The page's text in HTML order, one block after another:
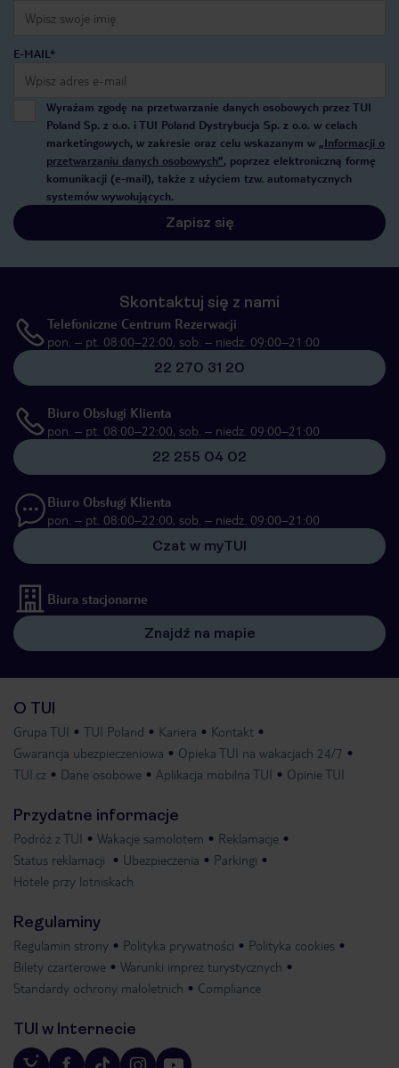
E-MAIL*
Wyrażam zgodę na przetwarzanie danych osobowych przez TUI
Poland Sp. z o.o. i TUI Poland Dystrybucja Sp. z o.o. w celach
marketingowych, w zakresie oraz celu wskazanym w „Informacji o
przetwarzaniu danych osobowych”, poprzez elektroniczną formę
komunikacji (e-mail), także z użyciem tzw. automatycznych
systemów wywołujących.
Zapisz się
Skontaktuj się z nami
Telefoniczne Centrum Rezerwacji
pon. – pt. 08:00–22:00, sob. – niedz. 09:00–21:00
22 270 31 20
Biuro Obsługi Klienta
pon. – pt. 08:00–22:00, sob. – niedz. 09:00–21:00
22 255 04 02
Biuro Obsługi Klienta
pon. – pt. 08:00–22:00, sob. – niedz. 09:00–21:00
Czat w myTUI
Biura stacjonarne
Znajdź na mapie
O TUI
Grupa TUI TUI Poland Kariera
Kontakt
Gwarancja ubezpieczeniowa
Opieka TUI na wakacjach 24/7
TUI.cz
Dane osobowe Aplikacja mobilna TUI Opinie TUI
Przydatne informacje
Podróż z TUI Wakacje samolotem
Reklamacje
Status reklamacji
Ubezpieczenia
Parkingi
Hotele przy lotniskach
Regulaminy
Regulamin strony Polityka prywatności
Polityka cookies
Bilety czarterowe
Warunki imprez turystycznych
Standardy ochrony małoletnich
Compliance
TUI w Internecie